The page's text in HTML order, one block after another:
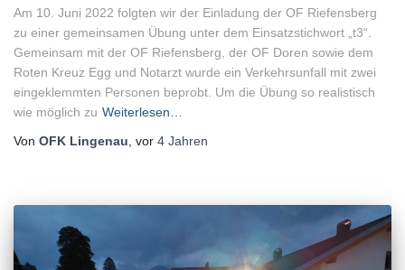
Am 10. Juni 2022 folgten wir der Einladung der OF Riefensberg
zu einer gemeinsamen Übung unter dem Einsatzstichwort „t3“.
Gemeinsam mit der OF Riefensberg, der OF Doren sowie dem
Roten Kreuz Egg und Notarzt wurde ein Verkehrsunfall mit zwei
eingeklemmten Personen beprobt. Um die Übung so realistisch
wie möglich zu Weiterlesen…
Von OFK Lingenau , vor 4 Jahren